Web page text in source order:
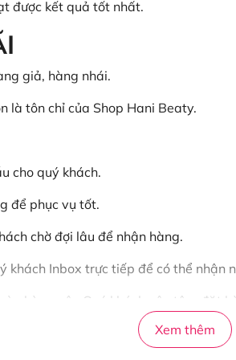
được kết quả tốt nhất.
giả, hàng nhái.
là tôn chỉ của Shop Hani Beaty.
cho quý khách.
để phục vụ tốt.
chờ đợi lâu để nhận hàng.
khách Inbox trực tiếp để có thể nhận
hàng nên Quý khách yên tâm đặt
Xem thêm